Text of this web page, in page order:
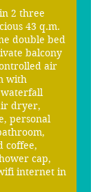
2 three
43 q.m.
double bed
balcony
air
with
dryer,
personal
coffee,
cap,
internet in